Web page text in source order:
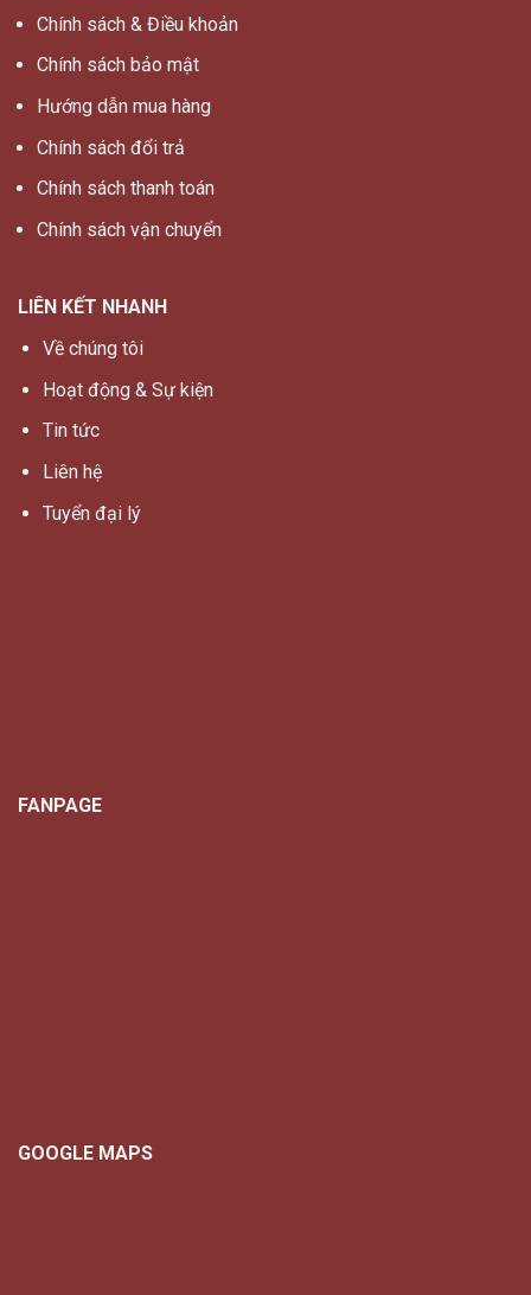
Chính sách & Điều khoản
Chính sách bảo mật
Hướng dẫn mua hàng
Chính sách đổi trả
Chính sách thanh toán
Chính sách vận chuyển
LIÊN KẾT NHANH
Về chúng tôi
Hoạt động & Sự kiện
Tin tức
Liên hệ
Tuyển đại lý
FANPAGE
GOOGLE MAPS